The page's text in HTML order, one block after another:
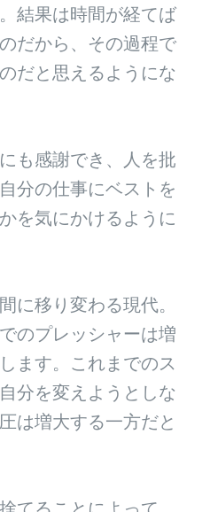
結果は時間が経てば
だから、その過程で
だと思えるようにな
も感謝でき、人を批
分の仕事にベストを
を気にかけるように
に移り変わる現代。
のプレッシャーは増
ます。これまでのス
分を変えようとしな
は増大する一方だと